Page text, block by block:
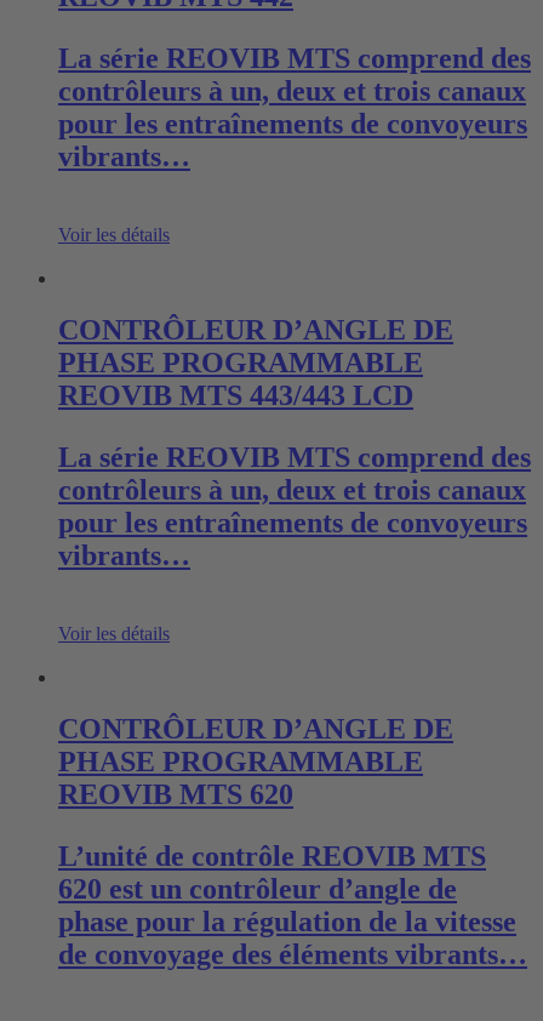
La série REOVIB MTS comprend des
contrôleurs à un, deux et trois canaux
pour les entraînements de convoyeurs
vibrants…
Voir les détails
CONTRÔLEUR D’ANGLE DE
PHASE PROGRAMMABLE
REOVIB MTS 443/443 LCD
La série REOVIB MTS comprend des
contrôleurs à un, deux et trois canaux
pour les entraînements de convoyeurs
vibrants…
Voir les détails
CONTRÔLEUR D’ANGLE DE
PHASE PROGRAMMABLE
REOVIB MTS 620
L’unité de contrôle REOVIB MTS
620 est un contrôleur d’angle de
phase pour la régulation de la vitesse
de convoyage des éléments vibrants…